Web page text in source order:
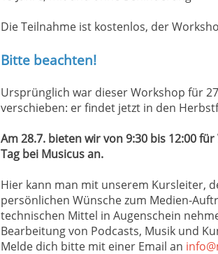
Die Teilnahme ist kostenlos, der
Bitte beachten!
Ursprünglich war dieser Workshop für
verschieben: er findet jetzt in den
Am 28.7. bieten wir von 9:30 bis 12:00
Tag bei Musicus an.
Hier kann man mit unserem Kursleiter,
persönlichen Wünsche zum Medien-
technischen Mittel in Augenschein
Bearbeitung von Podcasts, Musik und
Melde dich bitte mit einer Email an